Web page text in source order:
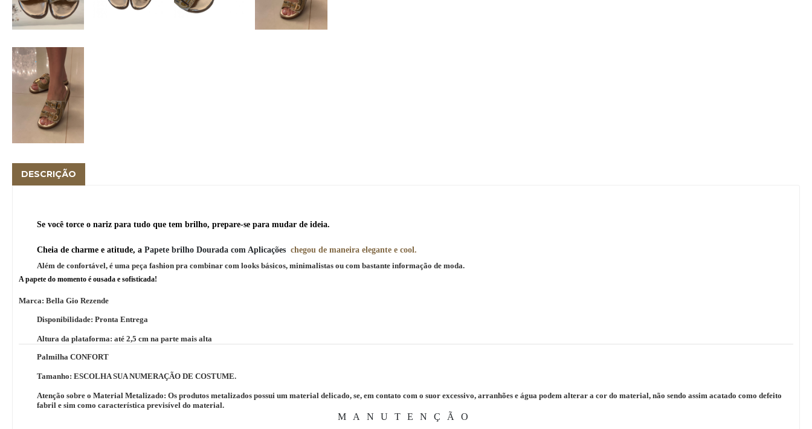
DESCRIÇÃO
Se você torce o nariz para tudo que tem brilho, prepare-se para mudar de ideia.
Cheia de charme e atitude, a Papete brilho Dourada com Aplicações chegou de maneira elegante e cool.
Além de confortável, é uma peça fashion pra combinar com looks básicos, minimalistas ou com bastante informação de moda.
A papete do momento é ousada e sofisticada!
Marca: Bella Gio Rezende
Disponibilidade: Pronta Entrega
Altura da plataforma: até 2,5 cm na parte mais alta
Palmilha CONFORT
Tamanho: ESCOLHA SUA NUMERAÇÃO DE COSTUME.
Atenção sobre o Material Metalizado: Os produtos metalizados possui um material delicado, se, em contato com o suor excessivo, arranhões e água podem alterar a cor do material, não sendo assim acatado como defeito
fabril e sim como característica previsível do material.
MANUTENÇÃO